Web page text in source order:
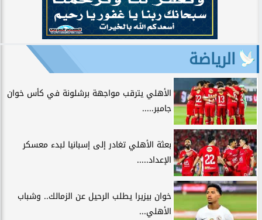
الرياضة
الأهلي يترقب مواجهة برشلونة في كأس خوان
جامبر.....
بعثة الأهلي تغادر إلى إسبانيا لبدء معسكر
الإعداد.....
خوان بيزيرا يطلب الرحيل عن الزمالك.. وشباب
الأهلي...